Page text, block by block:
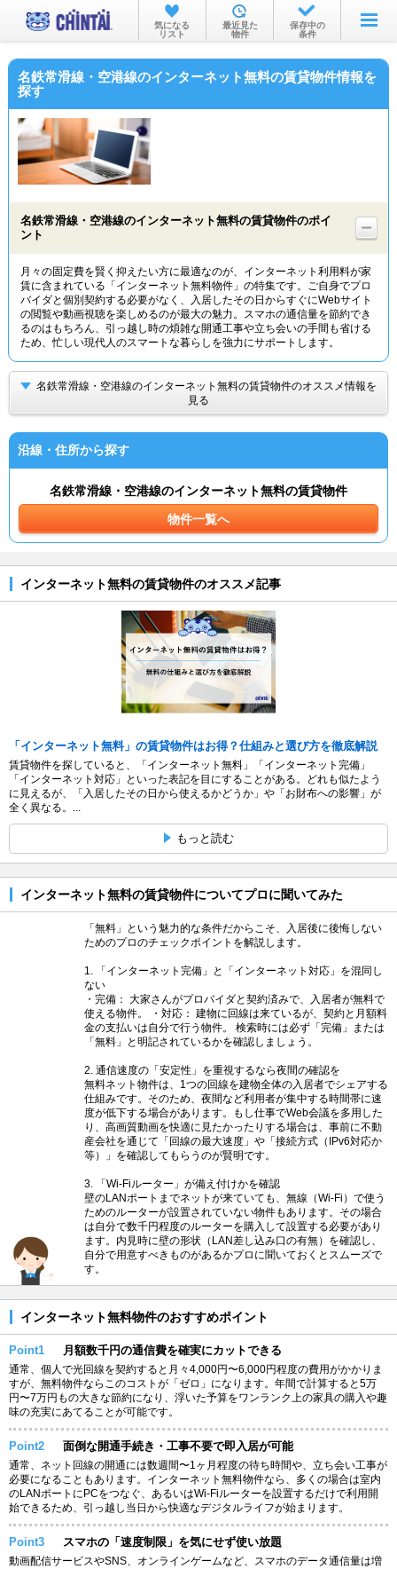
お部屋を探す
沿線・駅から
不動産会社から
気になる
リスト
最近見た
物件
保存中の
条件
名鉄常滑線・空港線のインターネット無料の賃貸物件情報を
探す
名鉄常滑線・空港線のインターネット無料の賃貸物件のポイ
ント
月々の固定費を賢く抑えたい方に最適なのが、インターネット利用料が家
賃に含まれている「インターネット無料物件」の特集です。ご自身でプロ
バイダと個別契約する必要がなく、入居したその日からすぐにWebサイト
の閲覧や動画視聴を楽しめるのが最大の魅力。スマホの通信量を節約でき
るのはもちろん、引っ越し時の煩雑な開通工事や立ち会いの手間も省ける
ため、忙しい現代人のスマートな暮らしを強力にサポートします。
名鉄常滑線・空港線のインターネット無料の賃貸物件のオススメ情報を
見る
沿線・住所から探す
名鉄常滑線・空港線のインターネット無料の賃貸物件
物件一覧へ
インターネット無料の賃貸物件のオススメ記事
「インターネット無料」の賃貸物件はお得？仕組みと選び方を徹底解説
賃貸物件を探していると、「インターネット無料」「インターネット完備」
「インターネット対応」といった表記を目にすることがある。どれも似たよう
に見えるが、「入居したその日から使えるかどうか」や「お財布への影響」が
全く異なる。...
もっと読む
インターネット無料の賃貸物件についてプロに聞いてみた
「無料」という魅力的な条件だからこそ、入居後に後悔しない
ためのプロのチェックポイントを解説します。
1. 「インターネット完備」と「インターネット対応」を混同し
ない
・完備： 大家さんがプロバイダと契約済みで、入居者が無料で
使える物件。 ・対応： 建物に回線は来ているが、契約と月額料
金の支払いは自分で行う物件。 検索時には必ず「完備」または
「無料」と明記されているかを確認しましょう。
2. 通信速度の「安定性」を重視するなら夜間の確認を
無料ネット物件は、1つの回線を建物全体の入居者でシェアする
仕組みです。そのため、夜間など利用者が集中する時間帯に速
度が低下する場合があります。もし仕事でWeb会議を多用した
り、高画質動画を快適に見たかったりする場合は、事前に不動
産会社を通じて「回線の最大速度」や「接続方式（IPv6対応か
等）」を確認してもらうのが賢明です。
3. 「Wi-Fiルーター」が備え付けかを確認
壁のLANポートまでネットが来ていても、無線（Wi-Fi）で使う
ためのルーターが設置されていない物件もあります。その場合
は自分で数千円程度のルーターを購入して設置する必要があり
ます。内見時に壁の形状（LAN差し込み口の有無）を確認し、
自分で用意すべきものがあるかプロに聞いておくとスムーズで
す。
インターネット無料物件のおすすめポイント
Point1 月額数千円の通信費を確実にカットできる
通常、個人で光回線を契約すると月々4,000円〜6,000円程度の費用がかかりま
すが、無料物件ならこのコストが「ゼロ」になります。年間で計算すると5万
円〜7万円もの大きな節約になり、浮いた予算をワンランク上の家具の購入や趣
味の充実にあてることが可能です。
Point2 面倒な開通手続き・工事不要で即入居が可能
通常、ネット回線の開通には数週間〜1ヶ月程度の待ち時間や、立ち会い工事が
必要になることもあります。インターネット無料物件なら、多くの場合は室内
のLANポートにPCをつなぐ、あるいはWi-Fiルーターを設置するだけで利用開
始できるため、引っ越し当日から快適なデジタルライフが始まります。
Point3 スマホの「速度制限」を気にせず使い放題
動画配信サービスやSNS、オンラインゲームなど、スマホのデータ通信量は増